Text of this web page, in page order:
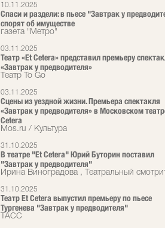
10.11.2025
Спаси и раздели: в пьесе "Завтрак у
спорят об имуществе
газета "Метро"
03.11.2025
Театр «Et Cetera» представил премьеру
«Завтрак у предводителя»
Театр To Go
03.11.2025
Сцены из уездной жизни. Премьера спектакля
«Завтрак у предводителя» в Московском
Cetera
Mos.ru / Культура
31.10.2025
В театре "Et Cetera" Юрий Буторин поставил
"Завтрак у предводителя"
Ирина Виноградова , Театральный
31.10.2025
Театр Et Cetera выпустил премьеру по пьесе
Тургенева "Завтрак у предводителя"
ТАСС